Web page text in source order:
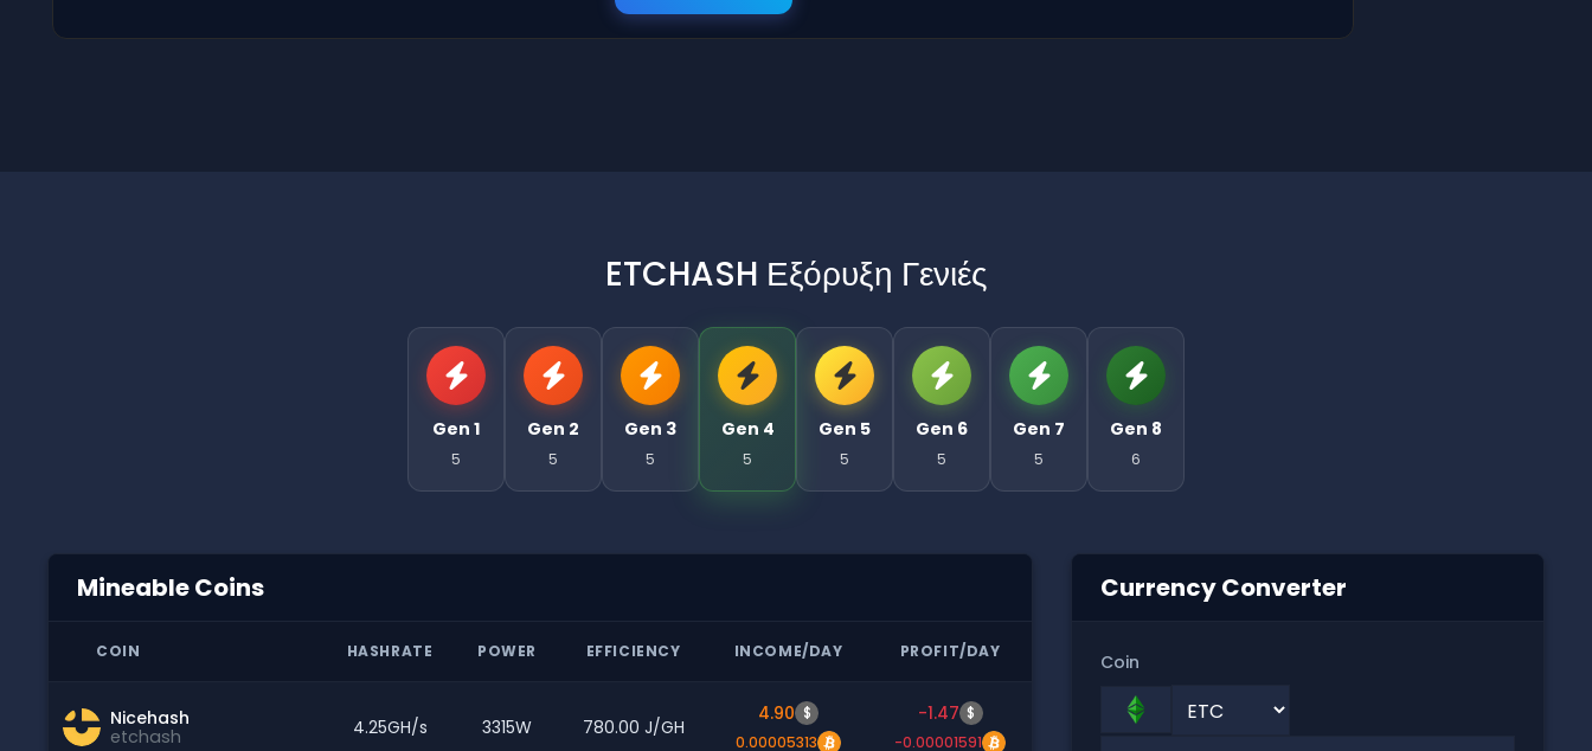
ETCHASH Εξόρυξη Γενιές
Gen 1
5
Gen 2
5
Gen 3
5
Gen 4
5
Gen 5
5
Gen 6
5
Gen 7
5
Gen 8
6
Mineable Coins
COIN HASHRATE POWER EFFICIENCY INCOME/DAY PROFIT/DAY
Nicehash
etchash
4.25GH/s 3315W 780.00 J/GH
4.90 $
0.00005313
-1.47 $
-0.00001591
Currency Converter
Coin